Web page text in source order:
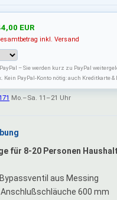
EUR
inkl. Versand
– Sie werden kurz zu PayPal
PayPal-Konto nötig: auch Kreditkarte
Mo.–Sa. 11–21 Uhr
für 8-20 Personen
aus Messing
600 mm